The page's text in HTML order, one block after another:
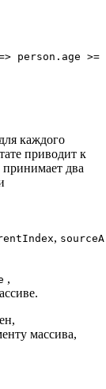
person.age >=
каждого
приводит к
принимает два
,
,
массива,